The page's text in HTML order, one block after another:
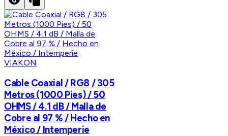
VIAKON
Cable Coaxial / RG8 / 305
Metros (1000 Pies) / 50
OHMS / 4.1 dB / Malla de
Cobre al 97 % / Hecho en
México / Intemperie